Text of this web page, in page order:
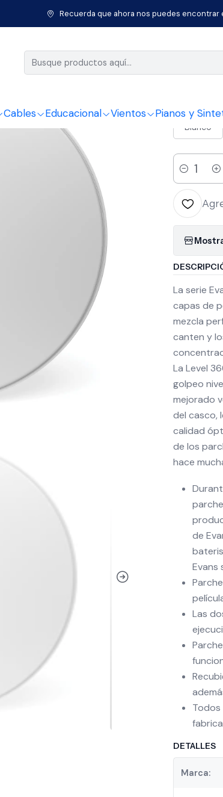
Cables Educacional Vientos Pianos y
Recuerda que ahora nos puedes encontrar
Percusión Baterías Parches Parche 12¨
|
COLOR
Blanco
Cantidad
La serie
capas de
mezcla
canten y
La Level
golpeo
mejorado
del casco,
calidad
de los
hace
de
Evans
Las
DETALLES
Marca: